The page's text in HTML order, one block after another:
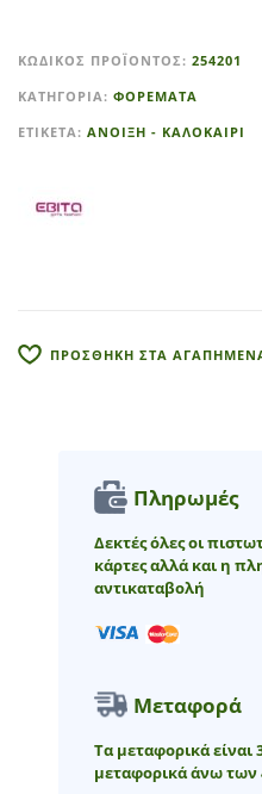
l
t
e
:
ΚΩΔΙΚΌΣ ΠΡΟΪΌΝΤΟΣ: 254201
ΚΑΤΗΓΟΡΊΑ: ΦΟΡΕΜΑΤΑ
ΕΤΙΚΈΤΑ: ΑΝΟΙΞΗ - ΚΑΛΟΚΑΙΡΙ
ΠΡΟΣΘΗΚΗ ΣΤΑ
Πληρωμές
Δεκτές όλες οι
κάρτες αλλά και η
αντικαταβολή
Μεταφορά
Τα μεταφορικά είναι
μεταφορικά άνω των